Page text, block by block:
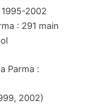
2002
: 291 main
Parma :
2002)